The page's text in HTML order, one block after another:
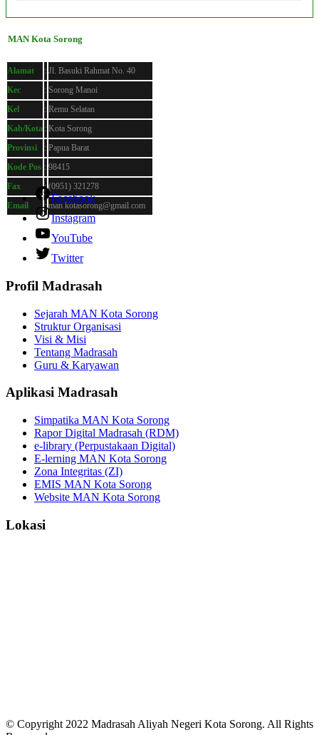
MAN Kota Sorong
Alamat : Jl. Basuki Rahmat No. 40
Kec
: Sorong Manoi
Kel
: Remu Selatan
Kab/Kota : Kota Sorong
Provinsi
: Papua Barat
Kode Pos : 98415
Fax
: (0951) 321278
Email
: man.kotasorong@gmail.com
Facebook
Instagram
YouTube
Twitter
Profil Madrasah
Sejarah MAN Kota Sorong
Struktur Organisasi
Visi & Misi
Tentang Madrasah
Guru & Karyawan
Aplikasi Madrasah
Simpatika MAN Kota Sorong
Rapor Digital Madrasah (RDM)
e-library (Perpustakaan Digital)
E-lerning MAN Kota Sorong
Zona Integritas (ZI)
EMIS MAN Kota Sorong
Website MAN Kota Sorong
Lokasi
© Copyright 2022 Madrasah Aliyah Negeri Kota Sorong. All Rights